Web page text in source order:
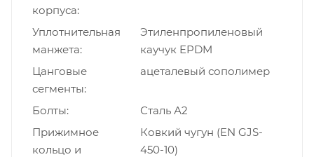
корпуса
Уплотнительная
манжета
Этиленпропиленовый
каучук EPDM
Цанговые
сегменты
ацеталевый сополимер
Болты
Сталь А2
Прижимное
кольцо и
Ковкий чугун (EN GJS-
450-10)